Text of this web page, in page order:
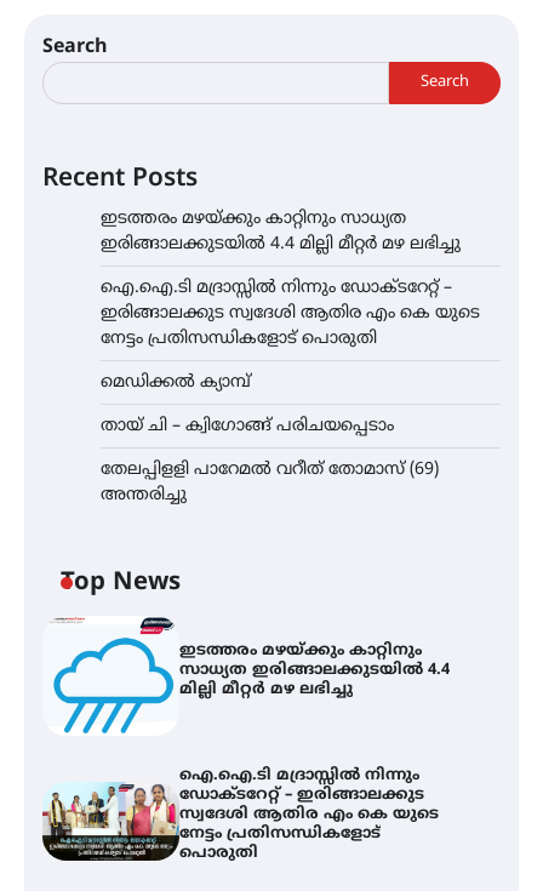
Search
Search
Recent Posts
ഇടത്തരം മഴയ്ക്കും കാറ്റിനും സാധ്യത
ഇരിങ്ങാലക്കുടയിൽ 4.4 മില്ലി മീറ്റർ മഴ ലഭിച്ചു
ഐ.ഐ.ടി മദ്രാസ്സിൽ നിന്നും ഡോക്ടറേറ്റ് –
ഇരിങ്ങാലക്കുട സ്വദേശി ആതിര എം കെ യുടെ
നേട്ടം പ്രതിസന്ധികളോട് പൊരുതി
മെഡിക്കൽ ക്യാമ്പ്
തായ് ചി – ക്വിഗോങ്ങ് പരിചയപ്പെടാം
തേലപ്പിളളി പാറേമൽ വറീത് തോമാസ് (69)
അന്തരിച്ചു
Top News
ഇടത്തരം മഴയ്ക്കും കാറ്റിനും
സാധ്യത ഇരിങ്ങാലക്കുടയിൽ 4.4
മില്ലി മീറ്റർ മഴ ലഭിച്ചു
ഐ.ഐ.ടി മദ്രാസ്സിൽ നിന്നും
ഡോക്ടറേറ്റ് – ഇരിങ്ങാലക്കുട
സ്വദേശി ആതിര എം കെ യുടെ
നേട്ടം പ്രതിസന്ധികളോട്
പൊരുതി